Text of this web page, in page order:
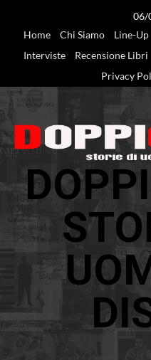
06/
Home
Chi Siamo Line-Up
Interviste
Recensione Libri
Privacy